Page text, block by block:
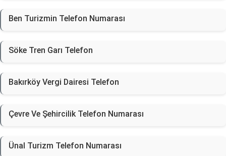
Ben Turizmin Telefon Numarası
Söke Tren Garı Telefon
Bakırköy Vergi Dairesi Telefon
Çevre Ve Şehircilik Telefon Numarası
Ünal Turizm Telefon Numarası